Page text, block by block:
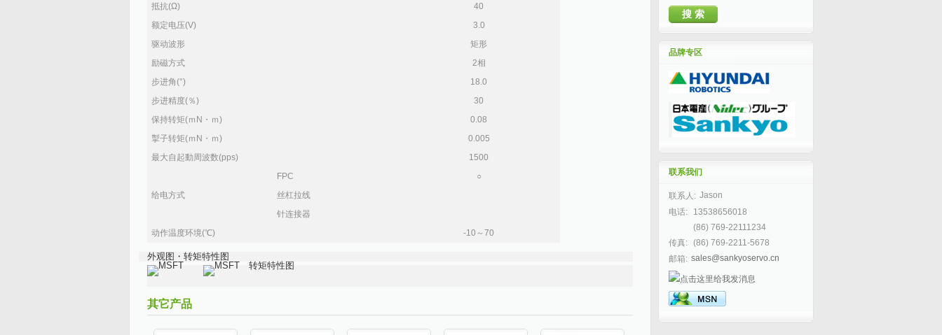
抵抗(Ω)
40
额定电压(V)
3.0
驱动波形
矩形
励磁方式
2相
步进角(°)
18.0
步进精度(％)
30
保持转矩(ｍN・ｍ)
0.08
掣子转矩(ｍN・ｍ)
0.005
最大自起動周波数(pps)
1500
给电方式
FPC
○
丝杠拉线
针连接器
动作温度环境(℃)
-10～70
外观图・转矩特性图
其它产品
品牌专区
联系我们
联系人: Jason
电话:
13538656018
(86) 769-22111234
传真:
(86) 769-2211-5678
邮箱: sales@sankyoservo.cn